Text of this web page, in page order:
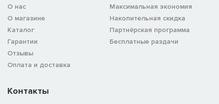
О нас
О магазине
Каталог
Гарантии
Отзывы
Оплата и доставка
Максимальная экономия
Накопительная скидка
Партнёрская программа
Бесплатные раздачи
Контакты